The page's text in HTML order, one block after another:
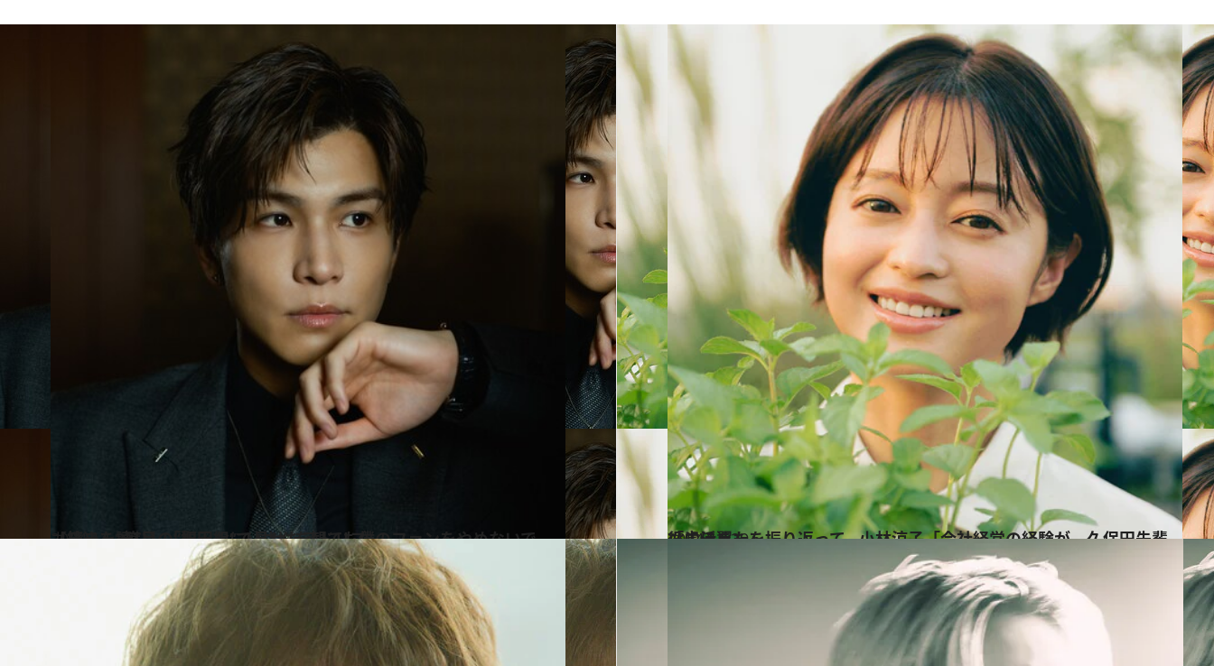
2024.12.19
【続きを読む】「聖☆おにいさんを観ても僕のファンをやめないで（笑）」3度目の“福田組”で見せたアドリブ
カルチャー 2024.11.29
「虎に翼」を振り返って…小林涼子「会社経営の経験が、久保田先輩役に活きた」
カルチャー